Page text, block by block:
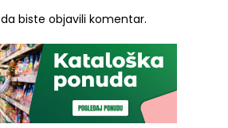
da biste objavili komentar.